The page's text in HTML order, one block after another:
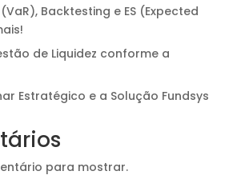
Backtesting e ES (Expected
de Liquidez conforme a
Estratégico e a Solução Fundsys
para mostrar.